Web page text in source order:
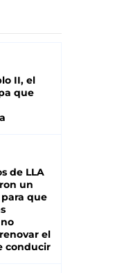
II, el
que
de LLA
un
que
el
conducir